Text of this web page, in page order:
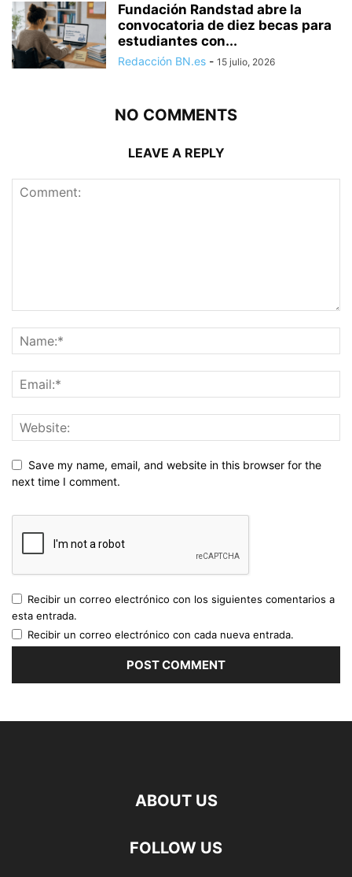
Fundación Randstad abre la
convocatoria de diez becas para
estudiantes con...
Redacción BN.es - 15 julio, 2026
NO COMMENTS
LEAVE A REPLY
Save my name, email, and website in this browser for the
next time I comment.
Recibir un correo electrónico con los siguientes comentarios a
esta entrada.
Recibir un correo electrónico con cada nueva entrada.
ABOUT US
FOLLOW US